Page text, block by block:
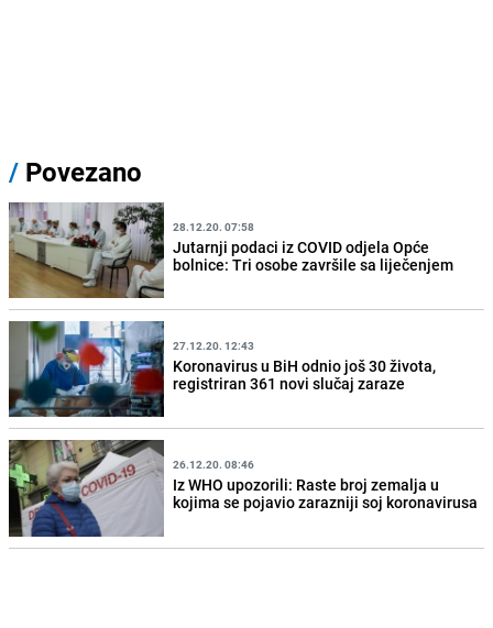
/ Povezano
28.12.20. 07:58
Jutarnji podaci iz COVID odjela Opće
bolnice: Tri osobe završile sa liječenjem
27.12.20. 12:43
Koronavirus u BiH odnio još 30 života,
registriran 361 novi slučaj zaraze
26.12.20. 08:46
Iz WHO upozorili: Raste broj zemalja u
kojima se pojavio zarazniji soj koronavirusa